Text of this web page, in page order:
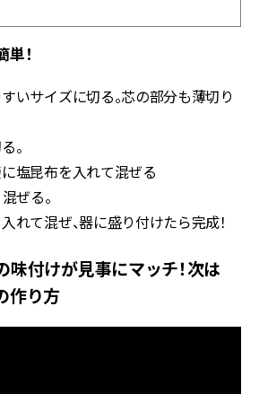
！
いサイズに切る。芯の部分も薄切り
。
塩昆布を入れて混ぜる
ぜる。
て混ぜ、器に盛り付けたら完成！
味付けが見事にマッチ！次は
作り方